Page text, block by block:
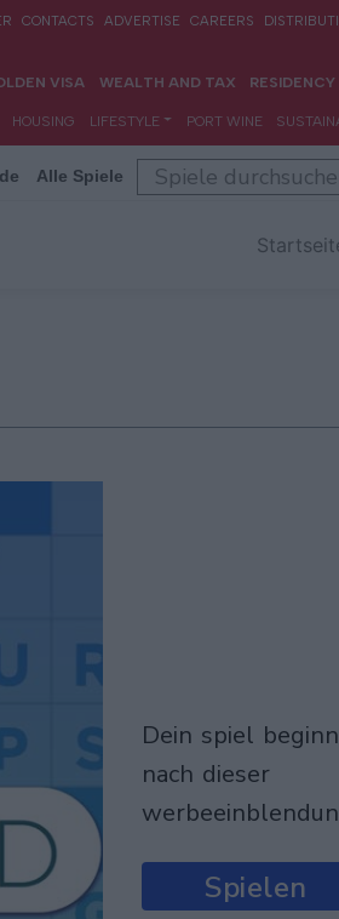
Alle Spiele
dein spiel beginnt
nach dieser
Spielen